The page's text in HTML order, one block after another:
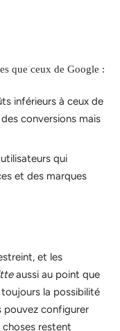
que ceux de Google :
inférieurs à ceux de
conversions mais
qui
et des marques
et les
aussi au point que
la possibilité
pouvez configurer
restent